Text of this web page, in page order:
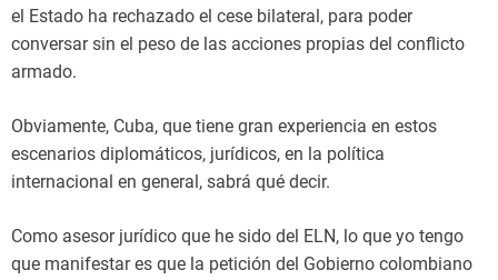
el Estado ha rechazado el cese bilateral, para poder
conversar sin el peso de las acciones propias del conflicto
armado.
Obviamente, Cuba, que tiene gran experiencia en estos
escenarios diplomáticos, jurídicos, en la política
internacional en general, sabrá qué decir.
Como asesor jurídico que he sido del ELN, lo que yo tengo
que manifestar es que la petición del Gobierno colombiano